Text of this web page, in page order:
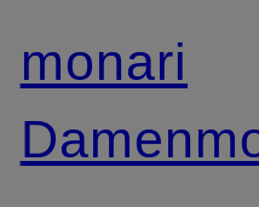
monari